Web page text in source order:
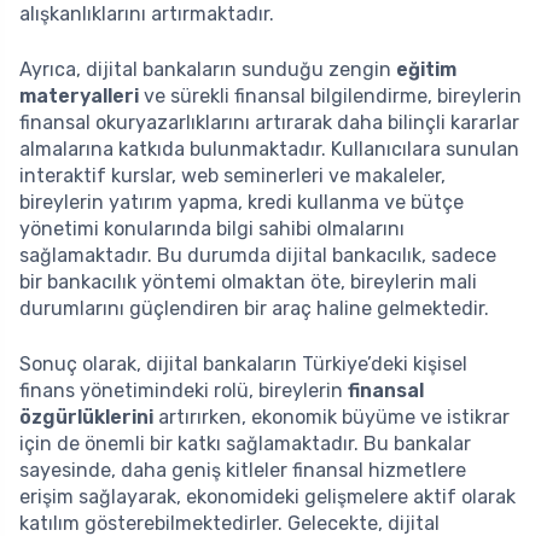
alışkanlıklarını artırmaktadır.
Ayrıca, dijital bankaların sunduğu zengin eğitim
materyalleri ve sürekli finansal bilgilendirme, bireylerin
finansal okuryazarlıklarını artırarak daha bilinçli kararlar
almalarına katkıda bulunmaktadır. Kullanıcılara sunulan
interaktif kurslar, web seminerleri ve makaleler,
bireylerin yatırım yapma, kredi kullanma ve bütçe
yönetimi konularında bilgi sahibi olmalarını
sağlamaktadır. Bu durumda dijital bankacılık, sadece
bir bankacılık yöntemi olmaktan öte, bireylerin mali
durumlarını güçlendiren bir araç haline gelmektedir.
Sonuç olarak, dijital bankaların Türkiye’deki kişisel
finans yönetimindeki rolü, bireylerin finansal
özgürlüklerini artırırken, ekonomik büyüme ve istikrar
için de önemli bir katkı sağlamaktadır. Bu bankalar
sayesinde, daha geniş kitleler finansal hizmetlere
erişim sağlayarak, ekonomideki gelişmelere aktif olarak
katılım gösterebilmektedirler. Gelecekte, dijital